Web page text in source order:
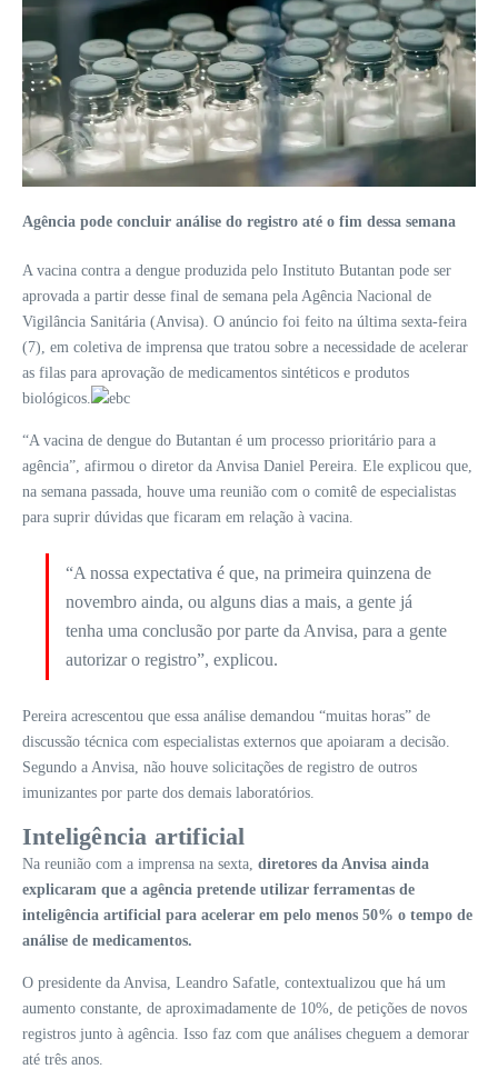
Agência pode concluir análise do registro até o fim dessa semana
A vacina contra a dengue produzida pelo Instituto Butantan pode ser
aprovada a partir desse final de semana pela Agência Nacional de
Vigilância Sanitária (Anvisa). O anúncio foi feito na última sexta-feira
(7), em coletiva de imprensa que tratou sobre a necessidade de acelerar
as filas para aprovação de medicamentos sintéticos e produtos
biológicos.
“A vacina de dengue do Butantan é um processo prioritário para a
agência”, afirmou o diretor da Anvisa Daniel Pereira. Ele explicou que,
na semana passada, houve uma reunião com o comitê de especialistas
para suprir dúvidas que ficaram em relação à vacina.
“A nossa expectativa é que, na primeira quinzena de
novembro ainda, ou alguns dias a mais, a gente já
tenha uma conclusão por parte da Anvisa, para a gente
autorizar o registro”, explicou.
Pereira acrescentou que essa análise demandou “muitas horas” de
discussão técnica com especialistas externos que apoiaram a decisão.
Segundo a Anvisa, não houve solicitações de registro de outros
imunizantes por parte dos demais laboratórios.
Inteligência artificial
Na reunião com a imprensa na sexta, diretores da Anvisa ainda
explicaram que a agência pretende utilizar ferramentas de
inteligência artificial para acelerar em pelo menos 50% o tempo de
análise de medicamentos.
O presidente da Anvisa, Leandro Safatle, contextualizou que há um
aumento constante, de aproximadamente de 10%, de petições de novos
registros junto à agência. Isso faz com que análises cheguem a demorar
até três anos.